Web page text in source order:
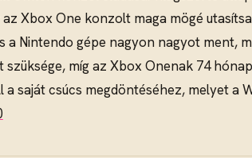
Xbox One konzolt maga mögé
Nintendo gépe nagyon nagyot ment,
míg az Xbox Onenak 74
saját csúcs megdöntéséhez, melyet a